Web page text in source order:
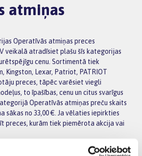
atmiņas
Operatīvās atmiņas preces
veikalā atradīsiet plašu šīs kategorijas
cenu. Sortimentā tiek
Kingston, Lexar, Patriot, PATRIOT
preces, tāpēc varēsiet viegli
to īpašības, cenu un citus svarīgus
Operatīvās atmiņas preču skaits
sākas no 33,00 €. Ja vēlaties iepirkties
preces, kurām tiek piemērota akcija vai
atrast piemērotāko izvēli: kreisajā pusē